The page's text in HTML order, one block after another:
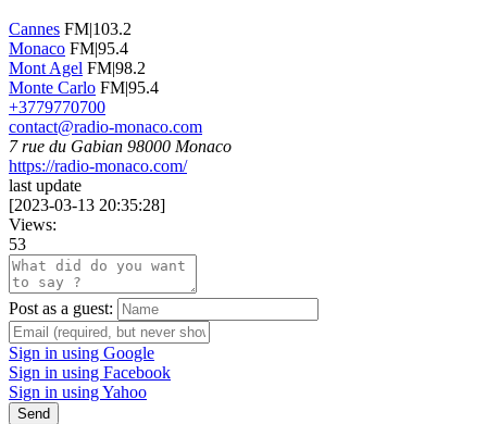
Cannes FM|103.2
Monaco FM|95.4
Mont Agel FM|98.2
Monte Carlo FM|95.4
+3779770700
contact@radio-monaco.com
7 rue du Gabian 98000 Monaco
https://radio-monaco.com/
last update
[2023-03-13 20:35:28]
Views:
53
Post as a guest:
Sign in using Google
Sign in using Facebook
Sign in using Yahoo
Send